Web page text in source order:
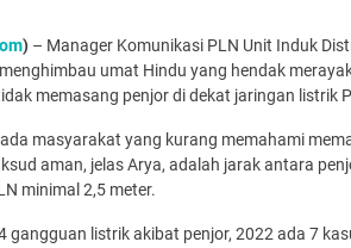
) – Manager Komunikasi PLN Unit Induk
umat Hindu yang hendak
memasang penjor di dekat jaringan listrik
masyarakat yang kurang memahami
aman, jelas Arya, adalah jarak antara
minimal 2,5 meter.
gangguan listrik akibat penjor, 2022 ada 7